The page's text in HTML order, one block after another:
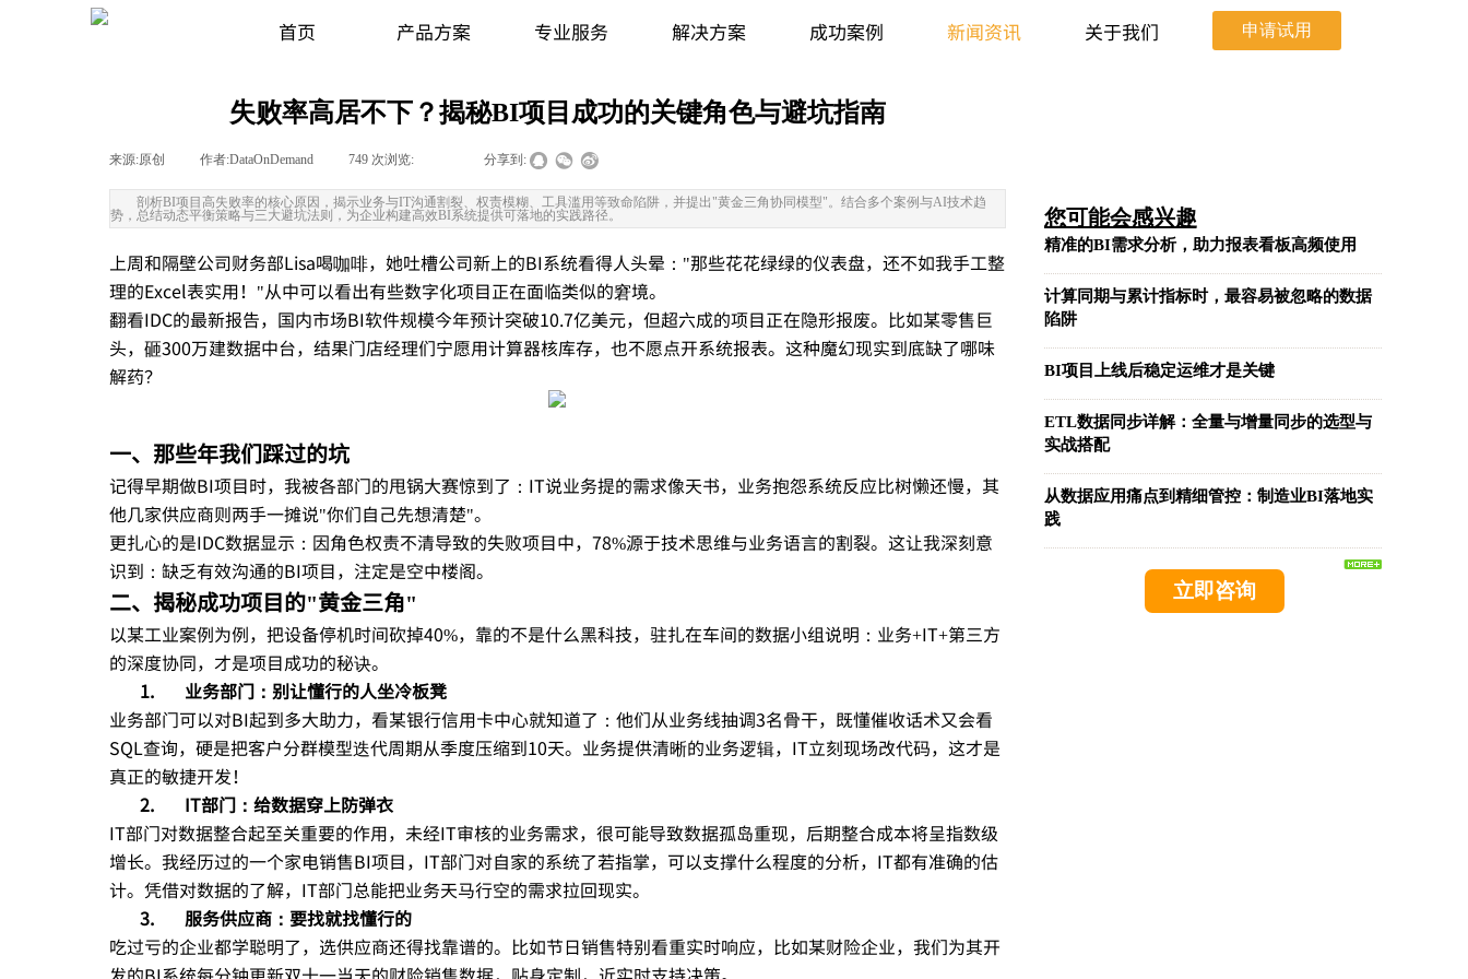
申请试用
首页 产品方案 专业服务 解决方案 成功案例 新闻资讯 关于我们
失败率高居不下？揭秘BI项目成功的关键角色与避坑指南
来源:原创 作者:DataOnDemand 749 次浏览: 分享到:
剖析BI项目高失败率的核心原因，揭示业务与IT沟通割裂、权责模糊、工具滥用等致命陷阱，并提出"黄金三角协同模型"。结合多个案例与AI技术趋
势，总结动态平衡策略与三大避坑法则，为企业构建高效BI系统提供可落地的实践路径。
上周和隔壁公司财务部Lisa喝咖啡，她吐槽公司新上的BI系统看得人头晕："那些花花绿绿的仪表盘，还不如我手工整
理的Excel表实用！ "从中可以看出有些数字化项目正在面临类似的窘境。
翻看IDC的最新报告，国内市场BI软件规模今年预计突破10.7亿美元，但超六成的项目正在隐形报废。比如某零售巨
头，砸300万建数据中台，结果门店经理们宁愿用计算器核库存，也不愿点开系统报表。这种魔幻现实到底缺了哪味
解药？
一、那些年我们踩过的坑
记得早期做BI项目时，我被各部门的甩锅大赛惊到了：IT说业务提的需求像天书，业务抱怨系统反应比树懒还慢，其
他几家供应商则两手一摊说"你们自己先想清楚"。
更扎心的是IDC数据显示：因角色权责不清导致的失败项目中，78%源于技术思维与业务语言的割裂。这让我深刻意
识到：缺乏有效沟通的BI项目，注定是空中楼阁。
二、揭秘成功项目的"黄金三角"
以某工业案例为例，把设备停机时间砍掉40%，靠的不是什么黑科技，驻扎在车间的数据小组说明：业务+IT+第三方
的深度协同，才是项目成功的秘诀。
1.
业务部门：别让懂行的人坐冷板凳
业务部门可以对BI起到多大助力，看某银行信用卡中心就知道了：他们从业务线抽调3名骨干，既懂催收话术又会看
SQL查询，硬是把客户分群模型迭代周期从季度压缩到10天。业务提供清晰的业务逻辑，IT立刻现场改代码，这才是
真正的敏捷开发！
2.
IT部门：给数据穿上防弹衣
IT部门对数据整合起至关重要的作用，未经IT审核的业务需求，很可能导致数据孤岛重现，后期整合成本将呈指数级
增长。我经历过的一个家电销售BI项目，IT部门对自家的系统了若指掌，可以支撑什么程度的分析，IT都有准确的估
计。凭借对数据的了解，IT部门总能把业务天马行空的需求拉回现实。
3.
服务供应商：要找就找懂行的
吃过亏的企业都学聪明了，选供应商还得找靠谱的。比如节日销售特别看重实时响应，比如某财险企业，我们为其开
您可能会感兴趣
精准的BI需求分析，助力报表看板高频使用
计算同期与累计指标时，最容易被忽略的数据
陷阱
BI项目上线后稳定运维才是关键
ETL数据同步详解：全量与增量同步的选型与
实战搭配
从数据应用痛点到精细管控：制造业BI落地实
践
立即咨询